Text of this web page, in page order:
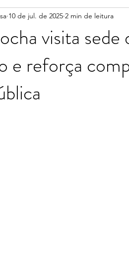
visita sede
e reforça
10 de jul. de 2025 2 min de leitura